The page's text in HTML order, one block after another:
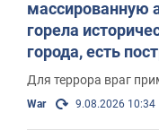
массированную
горела
города, есть
и видео
Для террора враг
War 9.08.2026 10:34